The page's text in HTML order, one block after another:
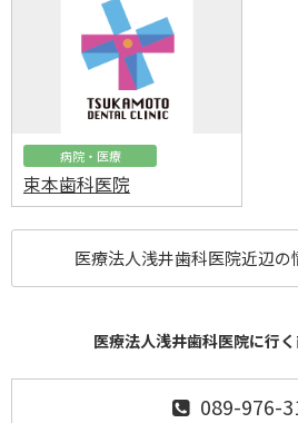
病院・医療
束本歯科医院
医療法人浅井歯科医院近辺の
医療法人浅井歯科医院に行
089-976-